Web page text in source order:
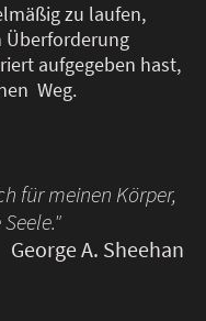
zu laufen,
Überforderung
aufgegeben hast,
Weg.
für meinen Körper,
George A. Sheehan